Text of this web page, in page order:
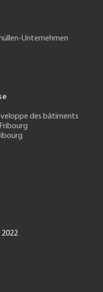
Unternehmen
des bâtiments